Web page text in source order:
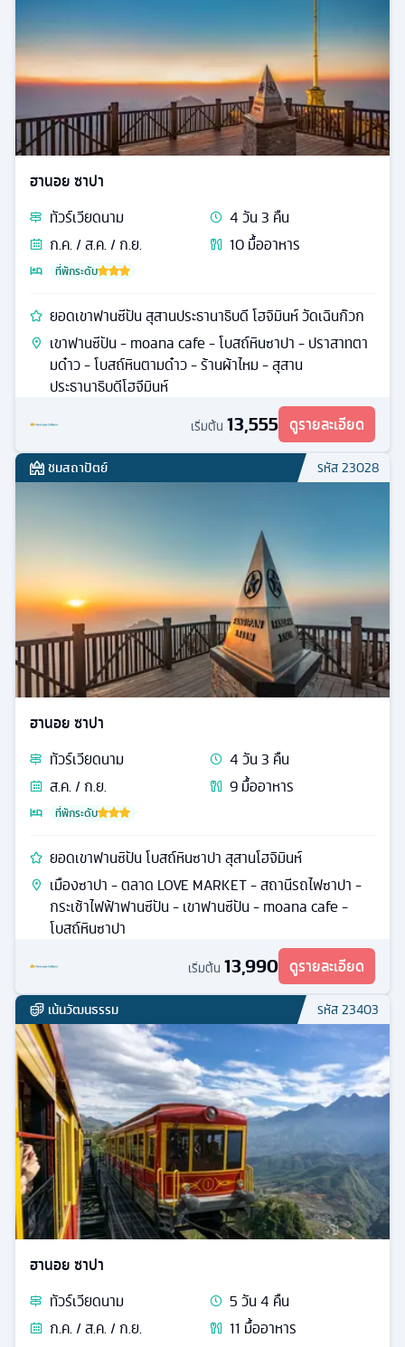
ฮานอย ซาปา
ทัวร์เวียดนาม 4วัน3 คืน
ก.ค. / ส.ค. / ก.ย.
10มื้ออาหาร
ที่พักระดับ
ยอดเขาฟานซีปัน สุสานประธานาธิบดี โฮจิมินห์ วัดเฉินก๊วก
เขาฟานซีปัน - moana cafe - โบสถ์หินซาปา - ปราสาทตา
มด๋าว - โบสถ์หินตามด๋าว - ร้านผ้าไหม - สุสาน
ประธานาธิบดีโฮจีมินห์
เริ่มต้น 13,555 ดูรายละเอียด
ชมสถาปัตย์ รหัส23028
ฮานอย ซาปา
ทัวร์เวียดนาม 4วัน3 คืน
ส.ค. / ก.ย.
9มื้ออาหาร
ที่พักระดับ
ยอดเขาฟานซิปัน โบสถ์หินซาปา สุสานโฮจิมินห์
เมืองซาปา - ตลาด LOVE MARKET - สถานีรถไฟซาปา -
กระเช้าไฟฟ้าฟานซีปัน - เขาฟานซีปัน - moana cafe -
โบสถ์หินซาปา
เริ่มต้น 13,990 ดูรายละเอียด
เน้นวัฒนธรรม รหัส23403
ฮานอย ซาปา
ทัวร์เวียดนาม 5วัน4 คืน
ก.ค. / ส.ค. / ก.ย.
11 มื้ออาหาร